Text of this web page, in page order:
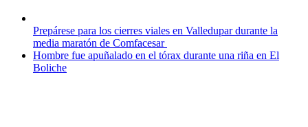
Prepárese para los cierres viales en Valledupar durante la
media maratón de Comfacesar
Hombre fue apuñalado en el tórax durante una riña en El
Boliche